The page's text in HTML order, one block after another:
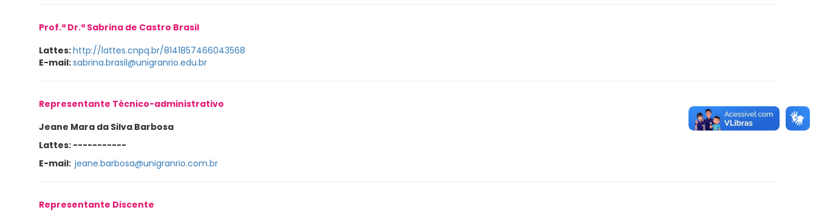
Prof.ª Dr.ª Sabrina de Castro Brasil
Lattes:http://lattes.cnpq.br/8141857466043568
E-mail:sabrina.brasil@unigranrio.edu.br
Representante Técnico-administrativo
Jeane Mara da Silva Barbosa
Lattes: -----------
E-mail: jeane.barbosa@unigranrio.com.br
Representante Discente